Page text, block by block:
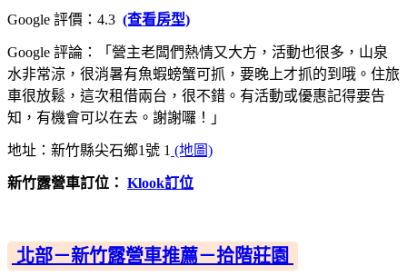
Google 評價：4.3 (查看房型)
Google 評論：「營主老闆們熱情又大方，活動也很多，山泉
水非常涼，很消暑有魚蝦螃蟹可抓，要晚上才抓的到哦。住旅
車很放鬆，這次租借兩台，很不錯。有活動或優惠記得要告
知，有機會可以在去。謝謝囉！」
地址：新竹縣尖石鄉1號 1 (地圖)
新竹露營車訂位： Klook訂位
北部－新竹露營車推薦－拾階莊園